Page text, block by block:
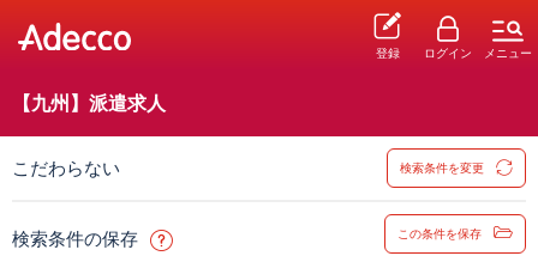
登録 ログイン メニュー
【九州】派遣求人
こだわらない 検索条件を変更
検索条件の保存 この条件を保存